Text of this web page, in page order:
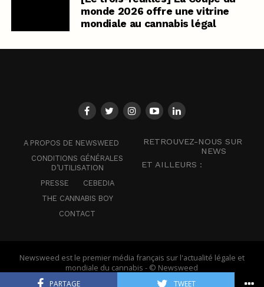
PARTAGE TWEET
monde 2026 offre une vitrine
mondiale au cannabis légal
A PROPOS DE NEWSWEED
CONDITIONS GÉNÉRALES
D’UTILISATION
PRESSE
CEBEDIA
THE CANNABIS BOY
CONTACT
RETROUVEZ-NOUS SUR
NEWS
ET AILLEURS :
Newsweed est le premier média français sur l'actualité légale et
mondiale du cannabis - © Newsweed